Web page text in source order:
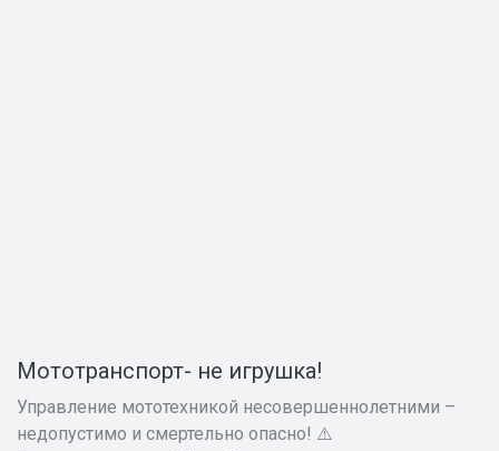
Мототранспорт- не игрушка!
Управление мототехникой несовершеннолетними –
недопустимо и смертельно опасно! ⚠️